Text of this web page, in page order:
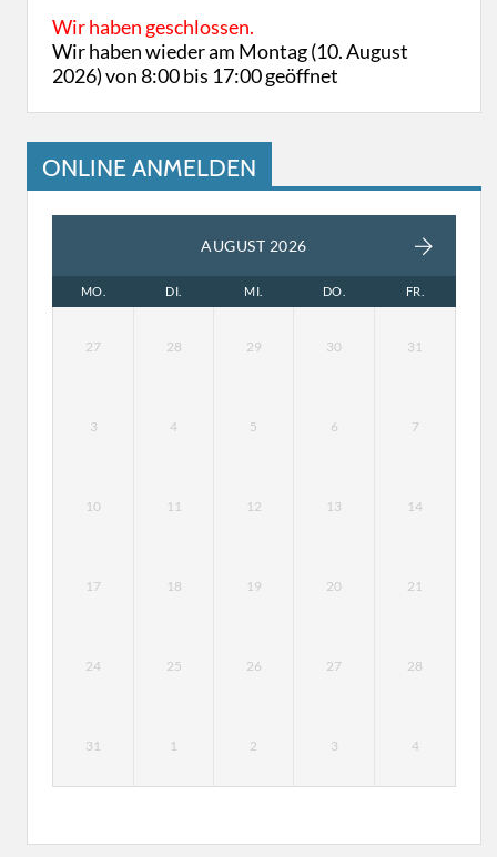
Wir haben geschlossen.
Wir haben wieder am Montag (10. August
2026) von 8:00 bis 17:00 geöffnet
ONLINE ANMELDEN
AUGUST 2026
MO. DI. MI. DO. FR.
27 28 29 30 31
3 4 5 6 7
10 11 12 13 14
17 18 19 20 21
24 25 26 27 28
31 1 2 3 4